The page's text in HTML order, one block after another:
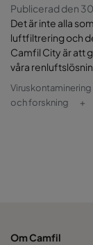
Publicerad den
Det är inte alla
luftfiltrering och
Camfil City är att
våra
Viruskontaminering
och forskning
+
Om Camfil